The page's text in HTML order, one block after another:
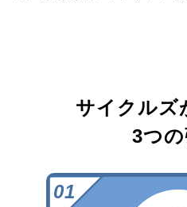
サイクルズ
3つ